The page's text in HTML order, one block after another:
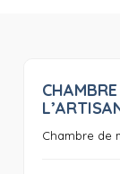
Chambre de